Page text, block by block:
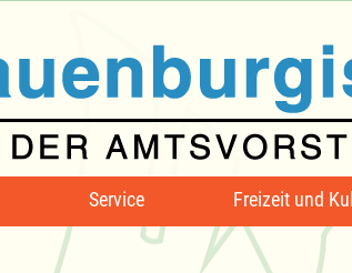
Service Freizeit und